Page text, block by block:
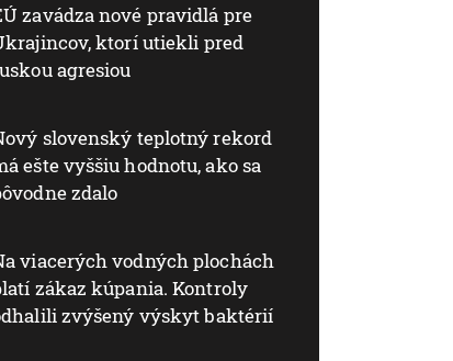
zavádza nové pravidlá pre
ktorí utiekli pred
agresiou
slovenský teplotný rekord
ešte vyššiu hodnotu, ako sa
zdalo
viacerých vodných plochách
zákaz kúpania. Kontroly
zvýšený výskyt baktérií